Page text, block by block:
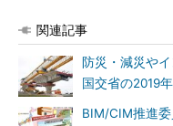
関連記事
防災・減災や
国交省の2019
BIM/CIM推進